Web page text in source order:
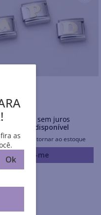
sem juros
Produto Indisponível
quando retornar ao estoque
Avise-me
as
Ok